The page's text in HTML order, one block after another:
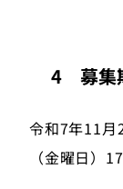
4 募集
令和7年11月
（金曜日）